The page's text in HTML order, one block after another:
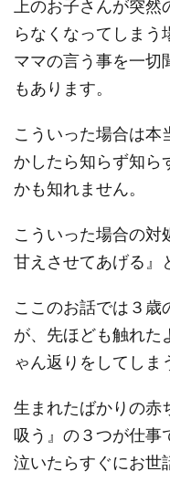
上のお子さんが突
らなくなってしまう
ママの言う事を一切
もあります。
こういった場合は本
かしたら知らず知ら
かも知れません。
こういった場合の対
甘えさせてあげる』
ここのお話では３歳
が、先ほども触れた
ゃん返りをしてしま
生まれたばかりの赤
吸う』の３つが仕事
泣いたらすぐにお世